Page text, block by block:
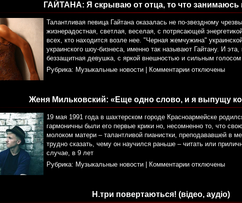
ГАЙТАНА: Я скрываю от отца, то что занимаюсь
Талантливая певица Гайтана оказалась не по-звездному
жизнерадостная, светлая, веселая, с потрясающей
всех, кто находится возле нее. "Черная жемчужина"
украинского шоу-бизнеса, именно так называют Гайтану. И
беззащитная девушка, с яркой внешностью и сильным
Рубрика: Музыкальные новости Комментарии отключены
Женя Мильковский: «Еще одно слово, и я выпущу
19 мая 1991 года в шахтерском городе Красноармейске
гармоничны были его первые крики но, несомненно то, что
молоком матери – талантливой пианистки, преподававшей в
трудно сказать, чему он научился раньше – читать или
случае, в 9 лет
Рубрика: Музыкальные новости Комментарии отключены
Н.три повертаються! (відео, аудіо)